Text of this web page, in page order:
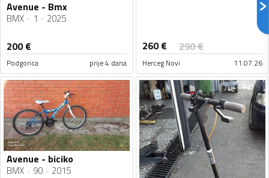
Avenue - Bmx
BMX 1 2025
200€
Podgorica prije 4 dana
260€ 290€
Herceg Novi 11.07.26
Avenue - biciko
BMX 90 2015